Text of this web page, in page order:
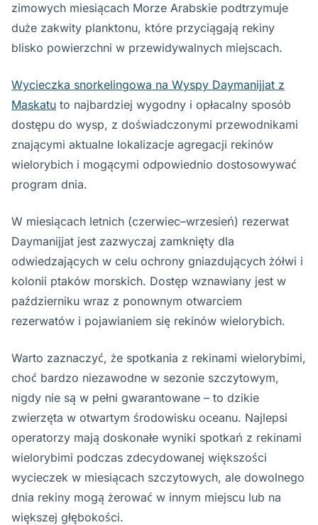
zimowych miesiącach Morze Arabskie podtrzymuje
duże zakwity planktonu, które przyciągają rekiny
blisko powierzchni w przewidywalnych miejscach.
Wycieczka snorkelingowa na Wyspy Daymanijjat z
Maskatu to najbardziej wygodny i opłacalny sposób
dostępu do wysp, z doświadczonymi przewodnikami
znającymi aktualne lokalizacje agregacji rekinów
wielorybich i mogącymi odpowiednio dostosowywać
program dnia.
W miesiącach letnich (czerwiec–wrzesień) rezerwat
Daymanijjat jest zazwyczaj zamknięty dla
odwiedzających w celu ochrony gniazdujących żółwi i
kolonii ptaków morskich. Dostęp wznawiany jest w
październiku wraz z ponownym otwarciem
rezerwatów i pojawianiem się rekinów wielorybich.
Warto zaznaczyć, że spotkania z rekinami wielorybimi,
choć bardzo niezawodne w sezonie szczytowym,
nigdy nie są w pełni gwarantowane – to dzikie
zwierzęta w otwartym środowisku oceanu. Najlepsi
operatorzy mają doskonałe wyniki spotkań z rekinami
wielorybimi podczas zdecydowanej większości
wycieczek w miesiącach szczytowych, ale dowolnego
dnia rekiny mogą żerować w innym miejscu lub na
większej głębokości.